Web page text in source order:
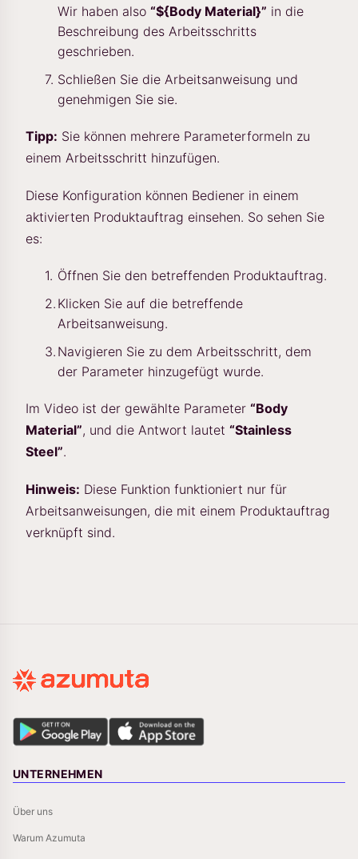
Wir haben also “${Body Material}” in die
Beschreibung des Arbeitsschritts
geschrieben.
Schließen Sie die Arbeitsanweisung und
genehmigen Sie sie.
Tipp: Sie können mehrere Parameterformeln zu
einem Arbeitsschritt hinzufügen.
Diese Konfiguration können Bediener in einem
aktivierten Produktauftrag einsehen. So sehen Sie
es:
Öffnen Sie den betreffenden Produktauftrag.
Klicken Sie auf die betreffende
Arbeitsanweisung.
Navigieren Sie zu dem Arbeitsschritt, dem
der Parameter hinzugefügt wurde.
Im Video ist der gewählte Parameter “Body
Material”, und die Antwort lautet “Stainless
Steel”.
Hinweis: Diese Funktion funktioniert nur für
Arbeitsanweisungen, die mit einem Produktauftrag
verknüpft sind.
UNTERNEHMEN
Über uns
Warum Azumuta